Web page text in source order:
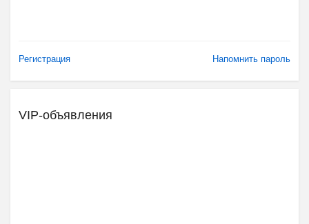
Регистрация Напомнить пароль
VIP-объявления